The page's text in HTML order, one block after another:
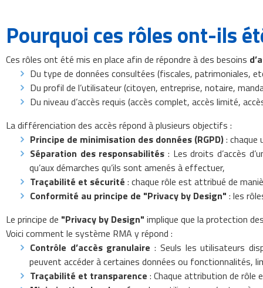
Pourquoi ces rôles ont-ils
Ces rôles ont été mis en place afin de répondre à des besoins
Du type de données consultées (fiscales, patrimoniales,
Du profil de l’utilisateur (citoyen, entreprise, notaire,
Du niveau d’accès requis (accès complet, accès limité,
La différenciation des accès répond à plusieurs objectifs :
Principe de minimisation des données (RGPD):
Séparation des responsabilités : Les droits d’accès
qu’aux démarches qu’ils sont amenés à effectuer,
Traçabilité et sécurité : chaque rôle est attribué de
Conformité au principe de "Privacy by Design" : les
Le principe de "Privacy by Design" implique que la protection
Voici comment le système RMA y répond :
Contrôle d’accès granulaire : Seuls les utilisateurs
peuvent accéder à certaines données ou fonctionnalités,
Traçabilité et transparence : Chaque attribution de rôle